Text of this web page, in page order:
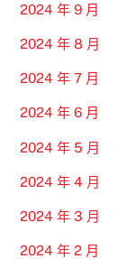
2024 年 9 月
2024 年 8 月
2024 年 7 月
2024 年 6 月
2024 年 5 月
2024 年 4 月
2024 年 3 月
2024 年 2 月